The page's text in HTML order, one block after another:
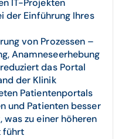
IT-Projekten
der Einführung Ihres
von Prozessen –
Anamneseerhebung
das Portal
der Klinik
Patientenportals
und Patienten besser
zu einer höheren
führt